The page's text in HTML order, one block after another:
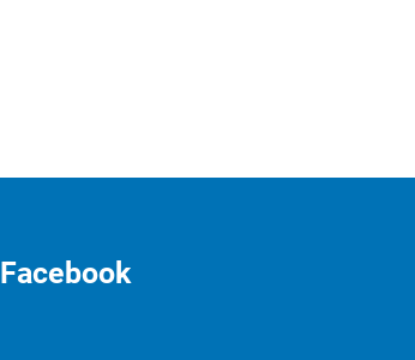
Facebook